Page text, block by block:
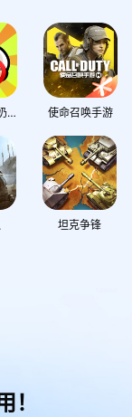
宫爆：老奶奶家族篇 使命召唤手游
坦克争锋